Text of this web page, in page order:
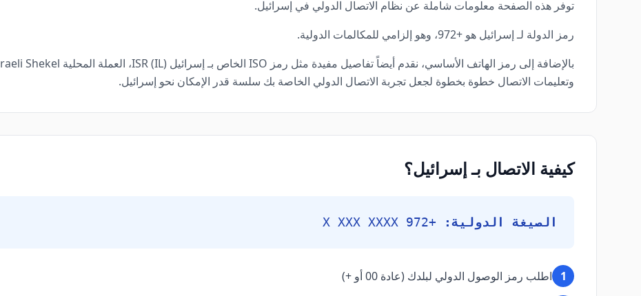
توفر هذه الصفحة معلومات شاملة عن نظام الاتصال الدولي في إسرائيل.
رمز الدولة لـ إسرائيل هو +972، وهو إلزامي للمكالمات الدولية.
وتعليمات الاتصال خطوة بخطوة لجعل تجربة الاتصال الدولي الخاصة بك سلسة قدر الإمكان نحو إسرائيل.
كيفية الاتصال بـ إسرائيل؟
الصيغة الدولية: +972 X XXX XXXX
1
اطلب رمز الوصول الدولي لبلدك (عادة 00 أو +)